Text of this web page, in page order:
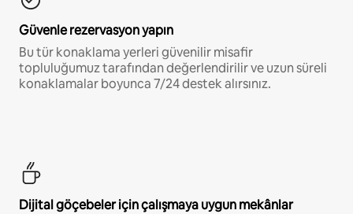
Güvenle rezervasyon yapın
Bu tür konaklama yerleri güvenilir misafir
topluluğumuz tarafından değerlendirilir ve uzun süreli
konaklamalar boyunca 7/24 destek alırsınız.
Dijital göçebeler için çalışmaya uygun mekânlar